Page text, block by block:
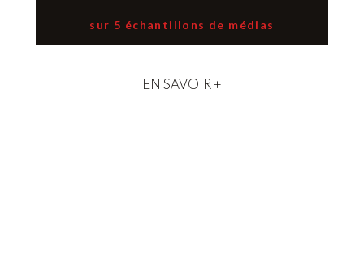
sur 5 échantillons de médias
EN SAVOIR +